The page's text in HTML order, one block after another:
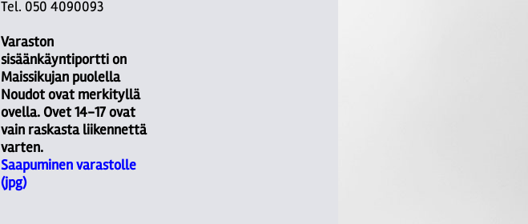
Tel. 050 4090093
Varaston
sisäänkäyntiportti on
Maissikujan puolella
Noudot ovat merkityllä
ovella. Ovet 14-17 ovat
vain raskasta liikennettä
varten.
Saapuminen varastolle
(jpg)